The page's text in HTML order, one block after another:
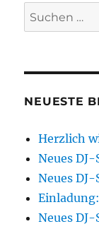
Suchen
nach:
NEUESTE
Herzlich
Neues
Neues
Neues